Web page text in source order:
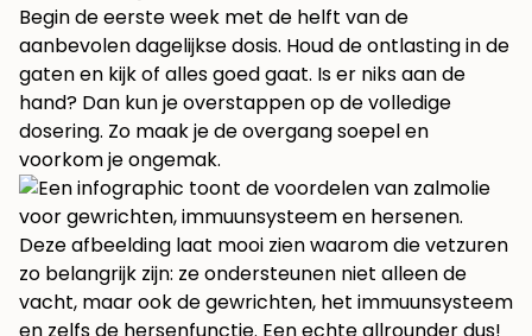
Begin de eerste week met de helft van de
aanbevolen dagelijkse dosis. Houd de ontlasting in de
gaten en kijk of alles goed gaat. Is er niks aan de
hand? Dan kun je overstappen op de volledige
dosering. Zo maak je de overgang soepel en
voorkom je ongemak.
Deze afbeelding laat mooi zien waarom die vetzuren
zo belangrijk zijn: ze ondersteunen niet alleen de
vacht, maar ook de gewrichten, het immuunsysteem